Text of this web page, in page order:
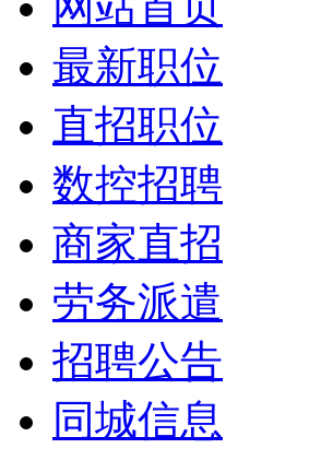
最新职位
直招职位
数控招聘
商家直招
劳务派遣
招聘公告
同城信息